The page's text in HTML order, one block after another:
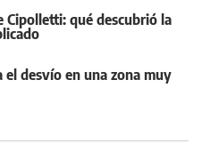
Cipolletti: qué descubrió la
el desvío en una zona muy